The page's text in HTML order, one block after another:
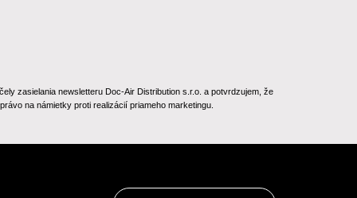
zasielania newsletteru Doc-Air Distribution s.r.o. a potvrdzujem, že
na námietky proti realizácií priameho marketingu.